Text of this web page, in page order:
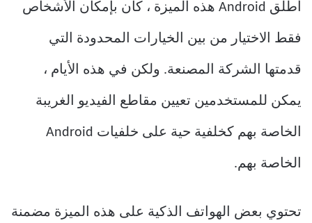
أطلق Android هذه الميزة ، كان بإمكان الأشخاص
فقط الاختيار من بين الخيارات المحدودة التي
قدمتها الشركة المصنعة. ولكن في هذه الأيام ،
يمكن للمستخدمين تعيين مقاطع الفيديو الغريبة
الخاصة بهم كخلفية حية على خلفيات Android
الخاصة بهم.
تحتوي بعض الهواتف الذكية على هذه الميزة مضمنة